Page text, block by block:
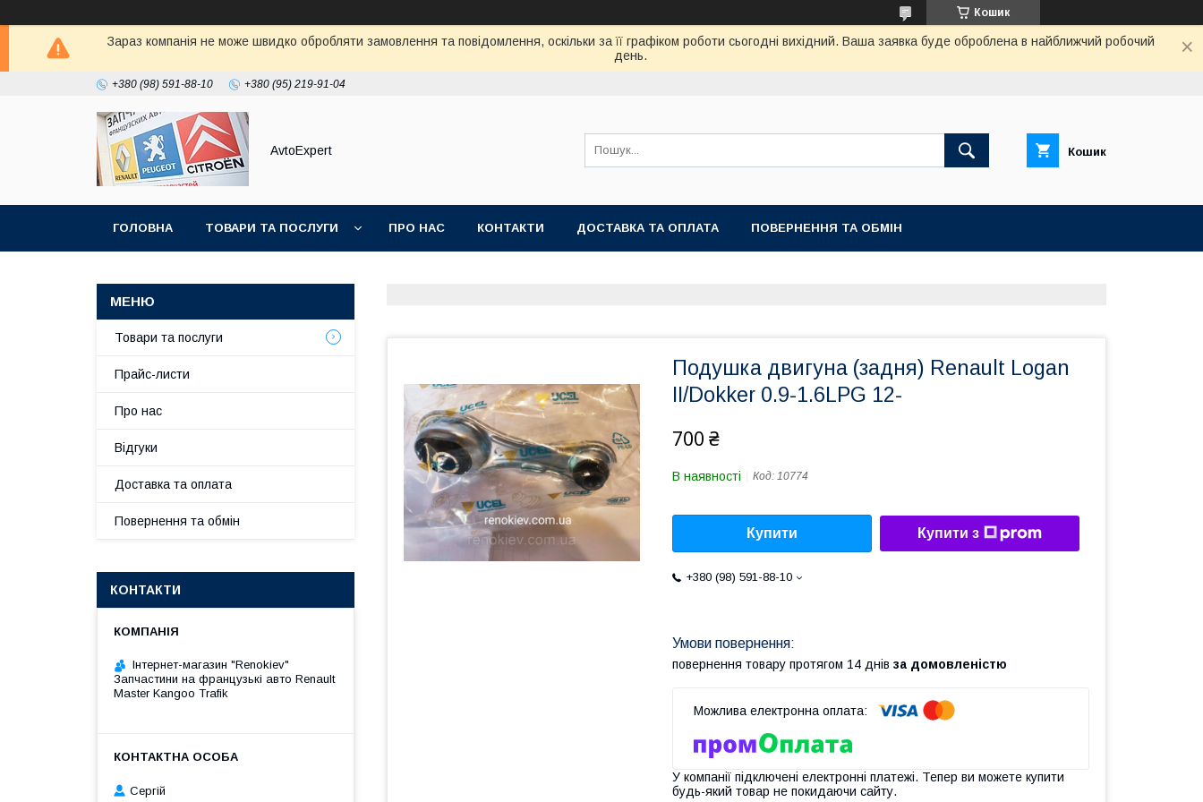
Кошик
Зараз компанія не може швидко обробляти замовлення та повідомлення, оскільки за її графіком роботи сьогодні вихідний. Ваша заявка буде оброблена в найближчий робочий
день.
+380 (98) 591-88-10 +380 (95) 219-91-04
AvtoExpert Кошик
ГОЛОВНА ТОВАРИ ТА ПОСЛУГИ ПРО НАС КОНТАКТИ ДОСТАВКА ТА ОПЛАТА ПОВЕРНЕННЯ ТА ОБМІН
Подушка двигуна (задня) Renault Logan
II/Dokker 0.9-1.6LPG 12-
700 ₴
В наявності Код: 10774
Купити Купити з
+380 (98) 591-88-10
повернення товару протягом 14 днів за домовленістю
У компанії підключені електронні платежі. Тепер ви можете купити
будь-який товар не покидаючи сайту.
Товари та послуги
Прайс-листи
Про нас
Відгуки
Доставка та оплата
Повернення та обмін
КОНТАКТИ
Інтернет-магазин "Renokiev"
Запчастини на французькі авто Renault
Master Kangoo Trafik
Сергій